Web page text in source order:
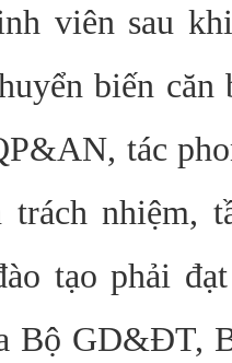
viên sau
biến căn
tác
nhiệm,
tạo phải
Bộ GD&ĐT,